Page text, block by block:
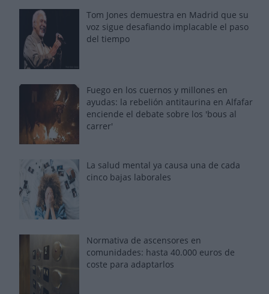
Tom Jones demuestra en Madrid que su
voz sigue desafiando implacable el paso
del tiempo
Fuego en los cuernos y millones en
ayudas: la rebelión antitaurina en Alfafar
enciende el debate sobre los 'bous al
carrer'
La salud mental ya causa una de cada
cinco bajas laborales
Normativa de ascensores en
comunidades: hasta 40.000 euros de
coste para adaptarlos